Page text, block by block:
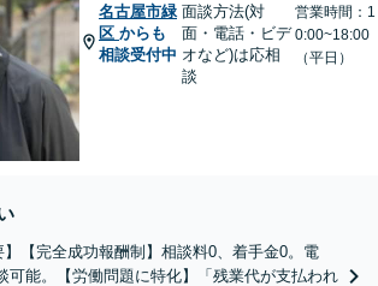
名古屋市緑
区 からも
相談受付中
面談方法(対
面・電話・ビデ
オなど)は応相
談
営業時間：1
0:00~18:00
（平日）
】【完全成功報酬制】相談料0、着手金0。電
可能。【労働問題に特化】「残業代が支払われ